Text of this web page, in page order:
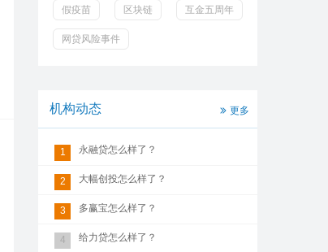
假疫苗 区块链 互金五周年
网贷风险事件
机构动态 更多
1 永融贷怎么样了？
2 大幅创投怎么样了？
3 多赢宝怎么样了？
4 给力贷怎么样了？